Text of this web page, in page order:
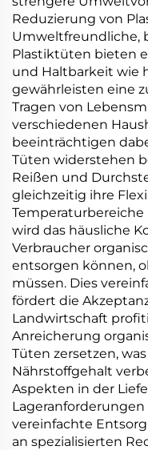
Reduzierung von
Umweltfreundliche,
Plastiktüten bieten
und Haltbarkeit wie
gewährleisten eine
Tragen von
verschiedenen
beeinträchtigen
Tüten widerstehen
Reißen und
gleichzeitig ihre
wird das häusliche
Verbraucher
entsorgen können,
müssen. Dies
fördert die
Landwirtschaft
Anreicherung
Tüten zersetzen,
Nährstoffgehalt
Aspekten in der
vereinfachte
an spezialisierten